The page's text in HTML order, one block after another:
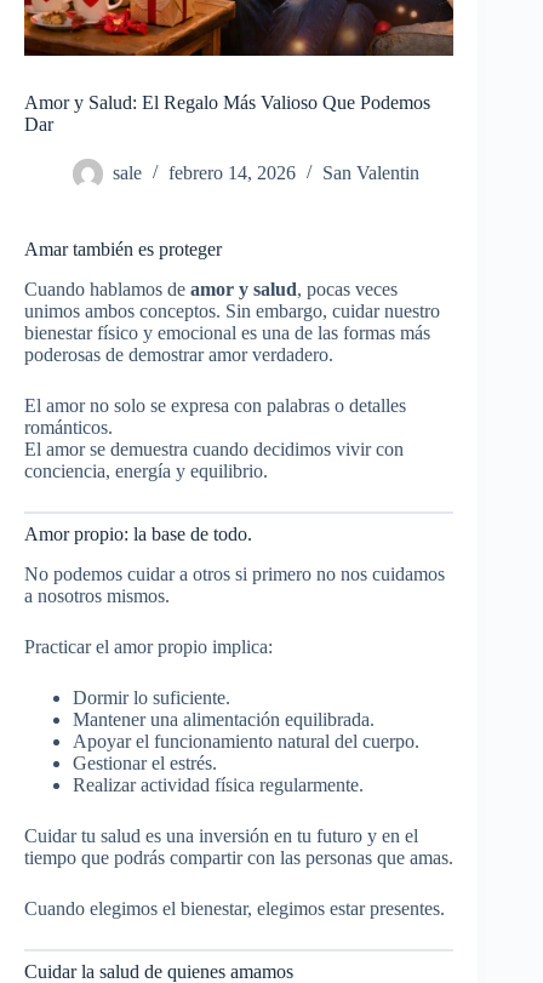
Amor y Salud: El Regalo Más Valioso Que Podemos
Dar
sale febrero 14, 2026 San Valentin
Amar también es proteger
Cuando hablamos de amor y salud, pocas veces
unimos ambos conceptos. Sin embargo, cuidar nuestro
bienestar físico y emocional es una de las formas más
poderosas de demostrar amor verdadero.
El amor no solo se expresa con palabras o detalles
románticos.
El amor se demuestra cuando decidimos vivir con
conciencia, energía y equilibrio.
Amor propio: la base de todo.
No podemos cuidar a otros si primero no nos cuidamos
a nosotros mismos.
Practicar el amor propio implica:
Dormir lo suficiente.
Mantener una alimentación equilibrada.
Apoyar el funcionamiento natural del cuerpo.
Gestionar el estrés.
Realizar actividad física regularmente.
Cuidar tu salud es una inversión en tu futuro y en el
tiempo que podrás compartir con las personas que amas.
Cuando elegimos el bienestar, elegimos estar presentes.
Cuidar la salud de quienes amamos